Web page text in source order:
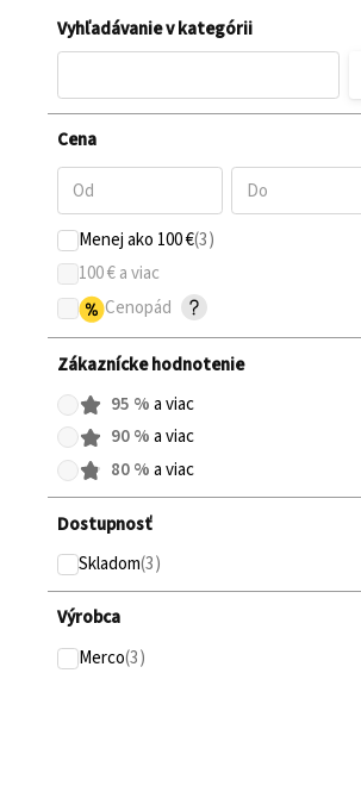
Vyhľadávanie v kategórii
Cena
Menej ako 100 €
100 € a viac
Cenopád
Zákaznícke hodnotenie
95 %a viac
90%a viac
80%a viac
Dostupnosť
Skladom
Výrobca
Merco